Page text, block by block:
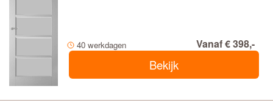
40 werkdagen Vanaf € 398,-
Bekijk